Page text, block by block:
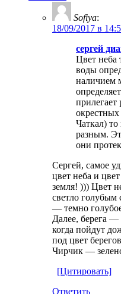
Sofiya:
18/09/2017 в
ceргей
Цвет неба
воды
наличием
прилегает
Чаткал)
разным.
они
Сергей, самое
цвет неба и
земля! ))) Цвет
светло
— темно
Далее, берега —
когда пойдут
под цвет
Чирчик —
[Цитировать]
Ответить